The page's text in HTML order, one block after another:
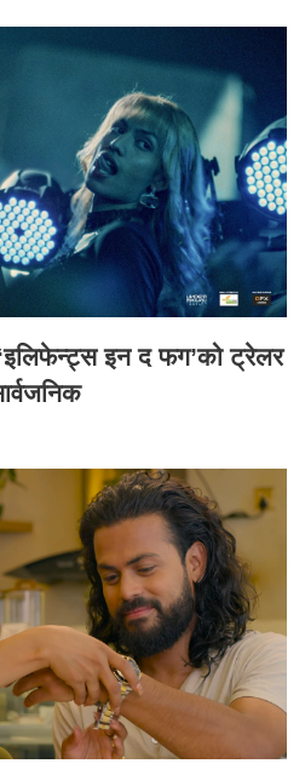
इन द फग’को ट्रेलर